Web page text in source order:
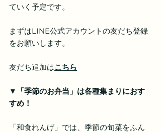
ていく予定です。
まずはLINE公式アカウントの友だち登録
をお願いします。
友だち追加はこちら
▼「季節のお弁当」は各種集まりにおす
すめ！
「和食れんげ」では、季節の旬菜をふん